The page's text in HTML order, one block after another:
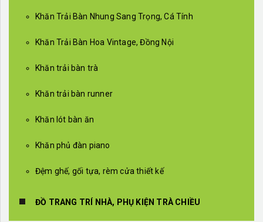
Khăn Trải Bàn Nhung Sang Trọng, Cá Tính
Khăn Trải Bàn Hoa Vintage, Đồng Nội
Khăn trải bàn trà
Khăn trải bàn runner
Khăn lót bàn ăn
Khăn phủ đàn piano
Đệm ghế, gối tựa, rèm cửa thiết kế
ĐỒ TRANG TRÍ NHÀ, PHỤ KIỆN TRÀ CHIỀU